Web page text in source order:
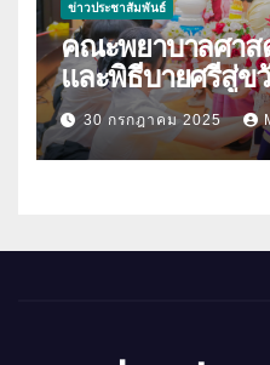
ข่าวประชาสัมพันธ์
คณะพยาบาลศาส
และพิธีบายศรีสู่ข
ประจำปีการศึกษ
30 กรกฎาคม 2025